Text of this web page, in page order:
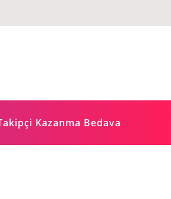
Kazanma Bedava